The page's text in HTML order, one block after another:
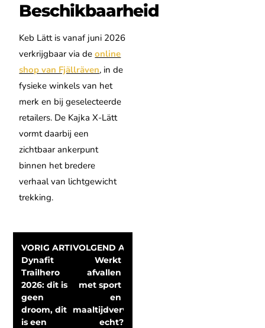
Beschikbaarheid
Keb Lätt is vanaf juni 2026
verkrijgbaar via deonline
shop van Fjällräven, in de
fysieke winkels van het
merk en bij geselecteerde
retailers. De Kajka X-Lätt
vormt daarbij een
zichtbaar ankerpunt
binnen het bredere
verhaal van lichtgewicht
trekking.
VORIG ARTIKEL
Dynafit
Trailhero
2026: dit is
geen
droom, dit
is een
VOLGEND ARTIKEL
Werkt
afvallen
met sport
en
maaltijdvervangers
echt?